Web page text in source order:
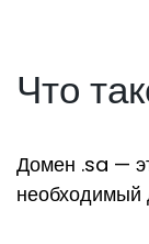
Что
Домен .sa —
необходимый